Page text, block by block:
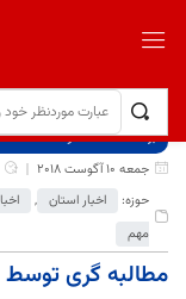
برگ نخست نوشته‌ها
جمعه 10 آگوست 2018
حوزه:
اخبار استان ,
مهم
مطالبه گری